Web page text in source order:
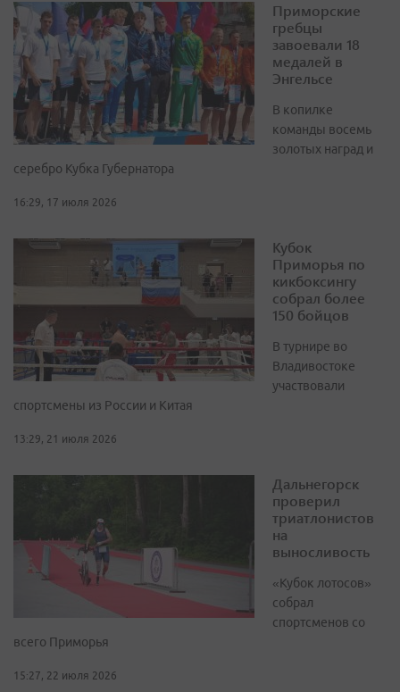
Приморские
гребцы
завоевали 18
медалей в
Энгельсе
В копилке
команды восемь
золотых наград и
серебро Кубка Губернатора
16:29, 17 июля 2026
Кубок
Приморья по
кикбоксингу
собрал более
150 бойцов
В турнире во
Владивостоке
участвовали
спортсмены из России и Китая
13:29, 21 июля 2026
Дальнегорск
проверил
триатлонистов
на
выносливость
«Кубок лотосов»
собрал
спортсменов со
всего Приморья
15:27, 22 июля 2026